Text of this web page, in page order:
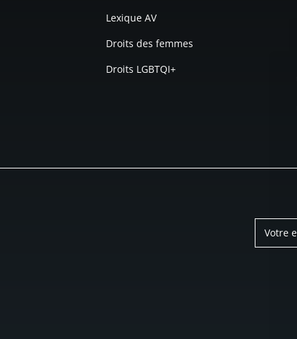
Lexique AV
Droits des femmes
Droits LGBTQI+